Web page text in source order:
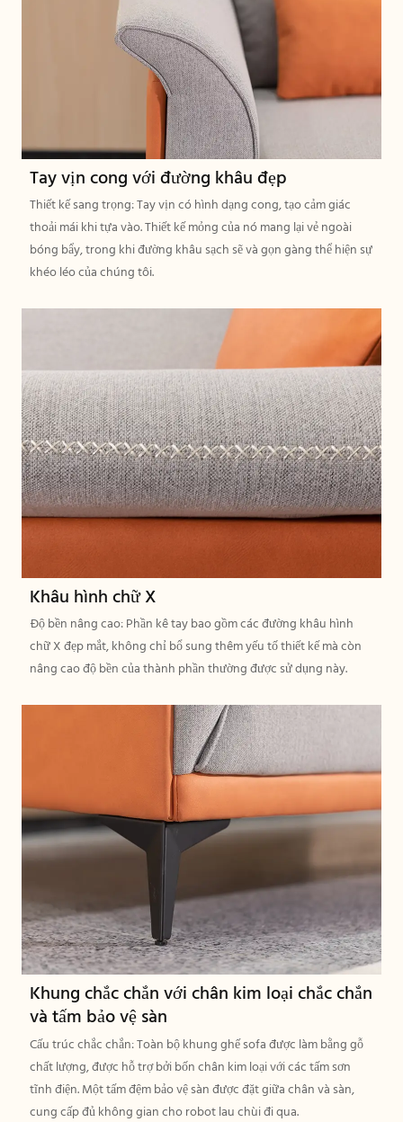
Tay vịn cong với đường khâu đẹp
Thiết kế sang trọng: Tay vịn có hình dạng cong, tạo cảm giác
thoải mái khi tựa vào. Thiết kế mỏng của nó mang lại vẻ ngoài
bóng bẩy, trong khi đường khâu sạch sẽ và gọn gàng thể hiện sự
khéo léo của chúng tôi.
Khâu hình chữ X
Độ bền nâng cao: Phần kê tay bao gồm các đường khâu hình
chữ X đẹp mắt, không chỉ bổ sung thêm yếu tố thiết kế mà còn
nâng cao độ bền của thành phần thường được sử dụng này.
Khung chắc chắn với chân kim loại chắc chắn
và tấm bảo vệ sàn
Cấu trúc chắc chắn: Toàn bộ khung ghế sofa được làm bằng gỗ
chất lượng, được hỗ trợ bởi bốn chân kim loại với các tấm sơn
tĩnh điện. Một tấm đệm bảo vệ sàn được đặt giữa chân và sàn,
cung cấp đủ không gian cho robot lau chùi đi qua.